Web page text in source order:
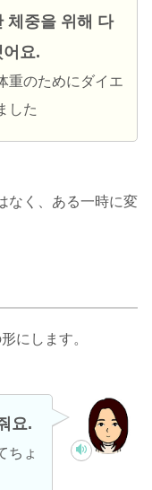
체중을 위해 다
요.
重のためにダイエ
した
なく、ある一時に変
にします。
요.
ちょ